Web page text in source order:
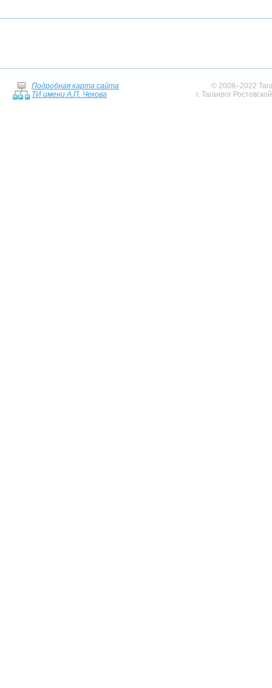
Подробная карта сайта
ТИ имени А.П. Чехова
© 2008–2022
г. Таганрог